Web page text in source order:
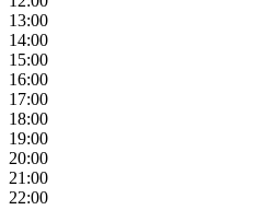
13:00
14:00
15:00
16:00
17:00
18:00
19:00
20:00
21:00
22:00